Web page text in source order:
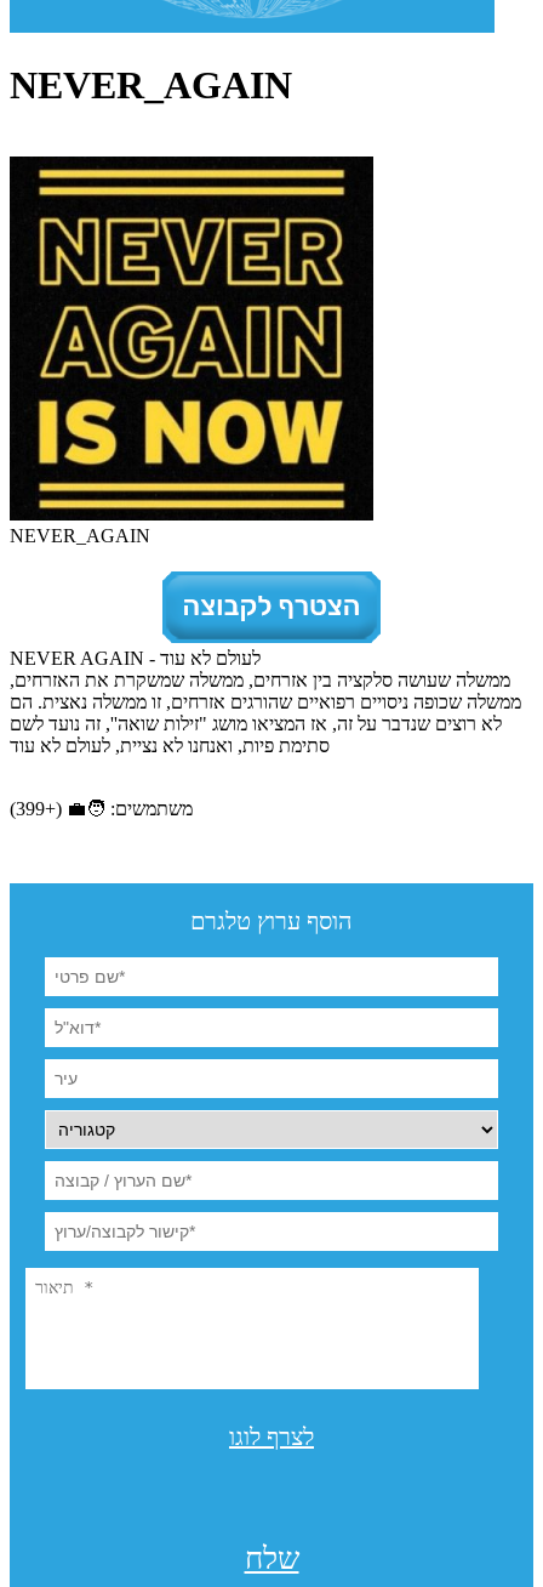
NEVER_AGAIN
NEVER_AGAIN
לעולם לא עוד - NEVER AGAIN
ממשלה שעושה סלקציה בין אזרחים, ממשלה שמשקרת את האזרחים,
ממשלה שכופה ניסויים רפואיים שהורגים אזרחים, זו ממשלה נאצית. הם
לא רוצים שנדבר על זה, אז המציאו מושג "זילות שואה'', זה נועד לשם
סתימת פיות, ואנחנו לא נציית, לעולם לא עוד
משתמשים: 🧑‍💼 (+399)
הוסף ערוץ טלגרם
לצרף לוגו
שלח